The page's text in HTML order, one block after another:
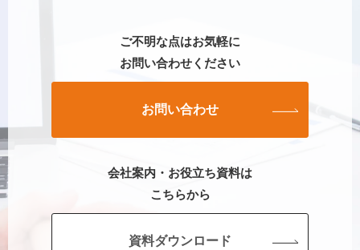
ご不明な点はお気軽に
お問い合わせください
お問い合わせ
会社案内・お役立ち資料は
こちらから
資料ダウンロード